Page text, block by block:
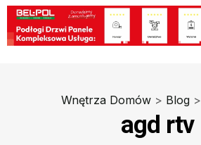
Wnętrza Domów > Blog >
agd rtv